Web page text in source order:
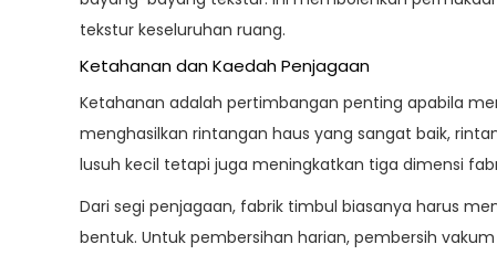
tekstur keseluruhan ruang.
Ketahanan dan Kaedah Penjagaan
Ketahanan adalah pertimbangan penting apabila
menghasilkan rintangan haus yang sangat baik,
lusuh kecil tetapi juga meningkatkan tiga dimensi
Dari segi penjagaan, fabrik timbul biasanya harus
bentuk. Untuk pembersihan harian, pembersih